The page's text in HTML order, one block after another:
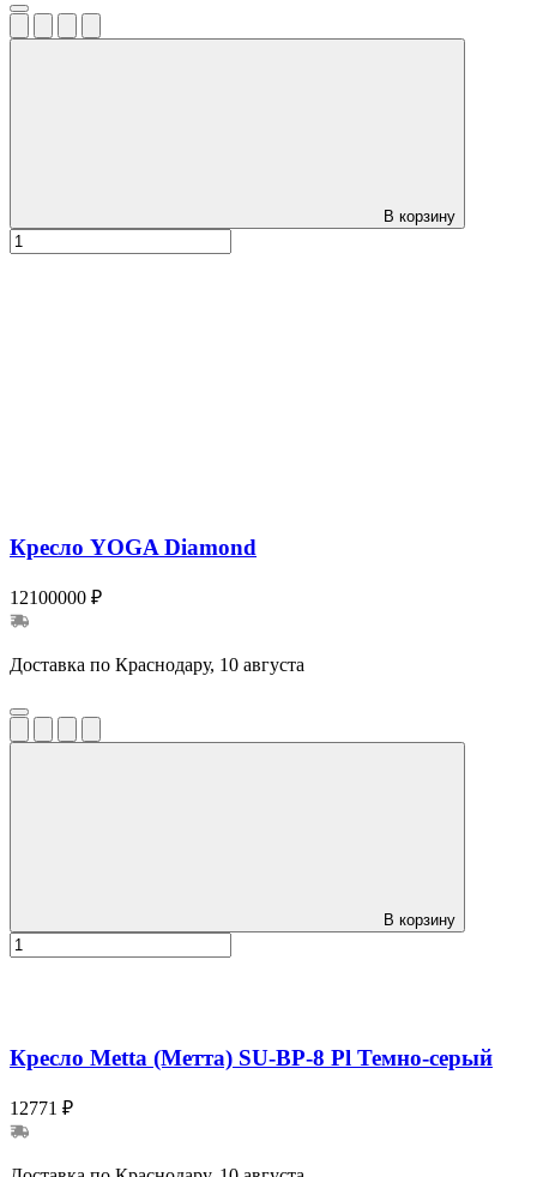
В корзину
Кресло YOGA Diamond
12100000 ₽
Доставка по Краснодару, 10 августа
В корзину
Кресло Metta (Метта) SU-BP-8 Pl Темно-серый
12771 ₽